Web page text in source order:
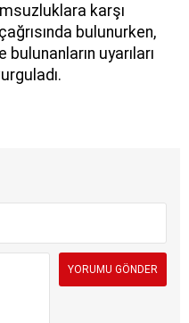
karşı
bulunurken,
uyarıları